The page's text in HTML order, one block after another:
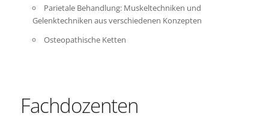
Parietale Behandlung: Muskeltechniken und
Gelenktechniken aus verschiedenen Konzepten
Osteopathische Ketten
Fachdozenten